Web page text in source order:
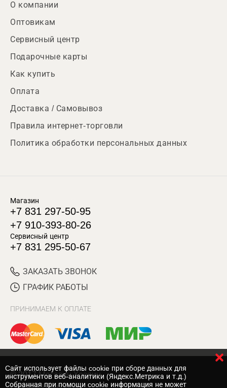
О компании
Оптовикам
Сервисный центр
Подарочные карты
Как купить
Оплата
Доставка / Самовывоз
Правила интернет-торговли
Политика обработки персональных данных
Магазин
+7 831 297-50-95
+7 910-393-80-26
Сервисный центр
+7 831 295-50-67
ЗАКАЗАТЬ ЗВОНОК
ГРАФИК РАБОТЫ
ПРИНИМАЕМ К ОПЛАТЕ
© 2017 Магазин Хозяин
Cайт использует файлы cookie при сборе данных для
инструментов веб-аналитики (Яндекс.Метрика и т.д.)
Собранная при помощи cookie информация не может